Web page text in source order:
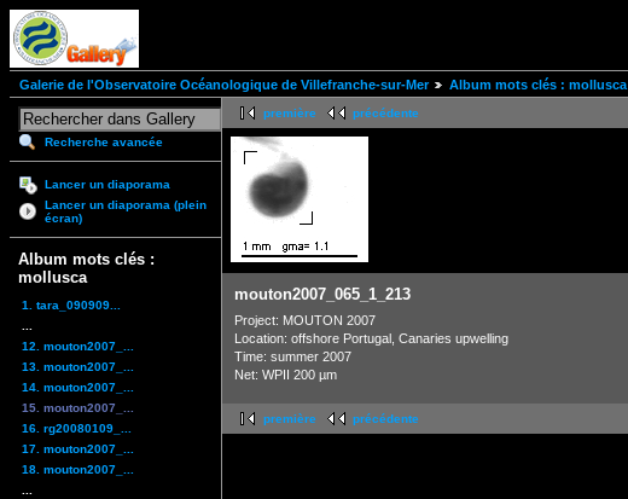
Galerie de l'Observatoire Océanologique de Villefranche-sur-Mer Album mots clés : mollusca
Recherche avancée
Lancer un diaporama
Lancer un diaporama (plein
écran)
Album mots clés :
mollusca
1. tara_090909...
12. mouton2007_...
13. mouton2007_...
14. mouton2007_...
15. mouton2007_...
16. rg20080109_...
17. mouton2007_...
18. mouton2007_...
première précédente
mouton2007_065_1_213
Project: MOUTON 2007
Location: offshore Portugal, Canaries upwelling
Time: summer 2007
Net: WPII 200 µm
première précédente